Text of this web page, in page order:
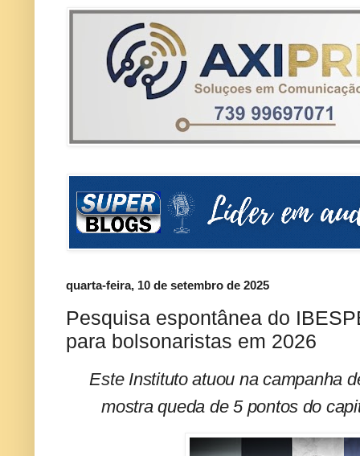
quarta-feira, 10 de setembro de 2025
Pesquisa espontânea do
para bolsonaristas em 2026
Este Instituto atuou na campanha
mostra queda de 5 pontos do